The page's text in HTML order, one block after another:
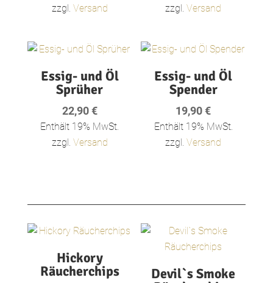
zzgl. Versand
zzgl.Versand
Essig- und Öl
Sprüher
22,90€
Enthält 19% MwSt.
zzgl. Versand
Essig- und Öl
Spender
19,90€
Enthält 19% MwSt.
zzgl.Versand
Hickory
Räucherchips
Devil`s Smoke